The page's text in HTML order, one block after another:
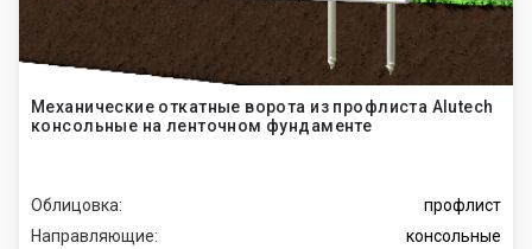
Механические откатные ворота из профлиста Alutech
консольные на ленточном фундаменте
Облицовка:
профлист
Направляющие:
консольные